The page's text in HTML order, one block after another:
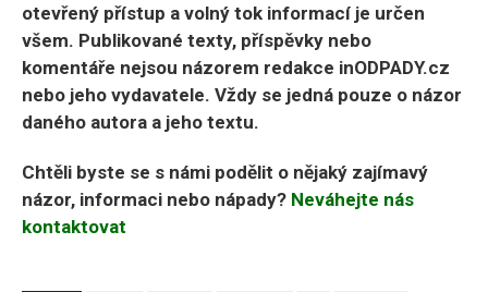
otevřený přístup a volný tok informací je určen
všem. Publikované texty, příspěvky nebo
komentáře nejsou názorem redakce inODPADY.cz
nebo jeho vydavatele. Vždy se jedná pouze o názor
daného autora a jeho textu.
Chtěli byste se s námi podělit o nějaký zajímavý
názor, informaci nebo nápady? Neváhejte nás
kontaktovat